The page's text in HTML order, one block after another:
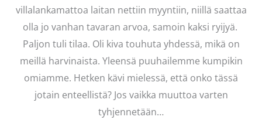
villalankamattoa laitan nettiin myyntiin, niillä saattaa
olla jo vanhan tavaran arvoa, samoin kaksi ryijyä.
Paljon tuli tilaa. Oli kiva touhuta yhdessä, mikä on
meillä harvinaista. Yleensä puuhailemme kumpikin
omiamme. Hetken kävi mielessä, että onko tässä
jotain enteellistä? Jos vaikka muuttoa varten
tyhjennetään…